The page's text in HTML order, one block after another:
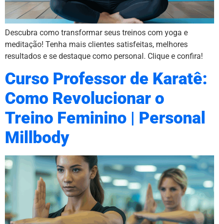
Descubra como transformar seus treinos com yoga e
meditação! Tenha mais clientes satisfeitas, melhores
resultados e se destaque como personal. Clique e confira!
Curso Professor de Karatê:
Como Revolucionar o
Treino Feminino | Personal
Millbody